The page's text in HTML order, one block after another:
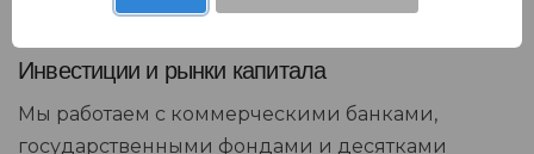
Инвестиции и рынки капитала
Мы работаем с коммерческими банками,
государственными фондами и десятками